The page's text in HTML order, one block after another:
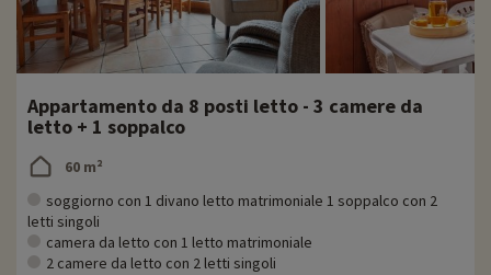
Appartamento da 8 posti letto - 3 camere da
letto + 1 soppalco
60 m²
soggiorno con 1 divano letto matrimoniale 1 soppalco con 2
letti singoli
camera da letto con 1 letto matrimoniale
2 camere da letto con 2 letti singoli